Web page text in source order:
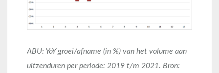
ABU: YoY groei/afname (in %) van het volume aan
uitzenduren per periode: 2019 t/m 2021. Bron: